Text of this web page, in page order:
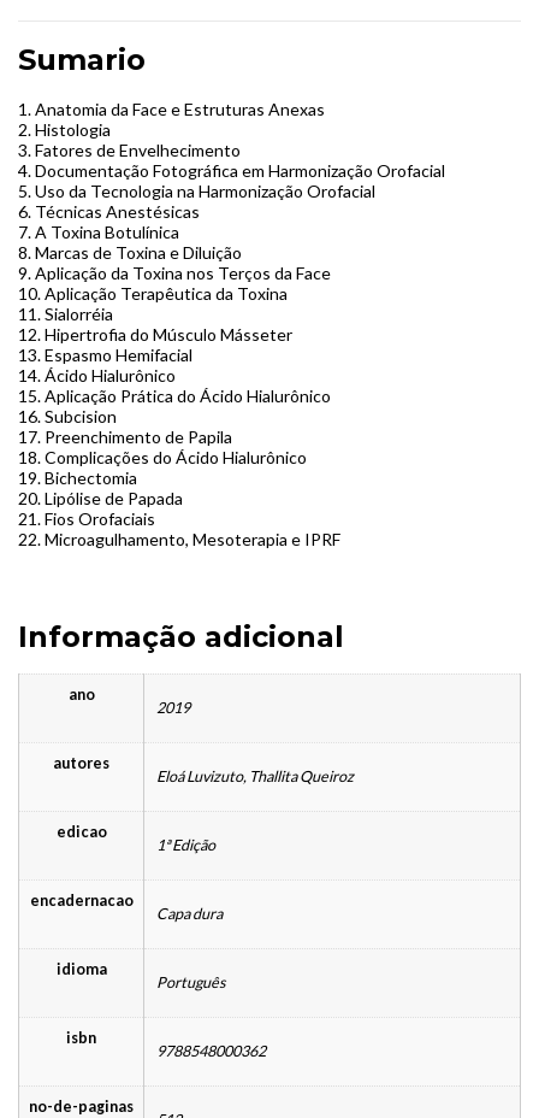
Sumario
1. Anatomia da Face e Estruturas Anexas
2. Histologia
3. Fatores de Envelhecimento
4. Documentação Fotográfica em Harmonização Orofacial
5. Uso da Tecnologia na Harmonização Orofacial
6. Técnicas Anestésicas
7. A Toxina Botulínica
8. Marcas de Toxina e Diluição
9. Aplicação da Toxina nos Terços da Face
10. Aplicação Terapêutica da Toxina
11. Sialorréia
12. Hipertrofia do Músculo Másseter
13. Espasmo Hemifacial
14. Ácido Hialurônico
15. Aplicação Prática do Ácido Hialurônico
16. Subcision
17. Preenchimento de Papila
18. Complicações do Ácido Hialurônico
19. Bichectomia
20. Lipólise de Papada
21. Fios Orofaciais
22. Microagulhamento, Mesoterapia e IPRF
Informação adicional
ano
2019
autores
Eloá Luvizuto, Thallita Queiroz
edicao
1ª Edição
encadernacao
Capa dura
idioma
Português
isbn
9788548000362
no-de-paginas